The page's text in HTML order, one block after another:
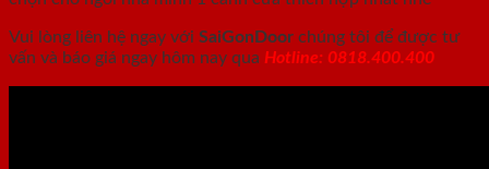
Vui lòng liên hệ ngay với SaiGonDoor chúng tôi để được tư
vấn và báo giá ngay hôm nay qua Hotline: 0818.400.400